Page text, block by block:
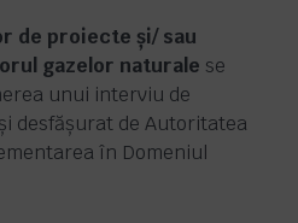
de proiecte și/ sau
gazelor naturale se
unui interviu de
desfășurat de Autoritatea
în Domeniul